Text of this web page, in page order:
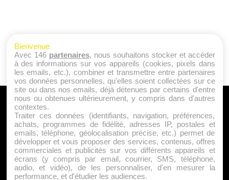
A PROPOS
Qui sommes nous ?
Mentions Légales
Publicité
Politique de Cookies
Contact
Bienvenue
Avec 146 partenaires, nous souhaitons stocker et accéder
à des informations sur vos appareils (cookies, pixels dans
les emails, etc.), combiner et transmettre entre partenaires
vos données personnelles, qu'elles soient collectées sur ce
site ou dans nos emails, déjà détenues par certains d'entre
nous ou obtenues ultérieurement, y compris dans d'autres
contextes.
Traiter ces données (identifiants, navigation, préférences,
achats, programmes de fidélité, adresses IP, postales et
emails, téléphone, géolocalisation précise, etc.) permet de
développer et vous proposer des services, contenus, offres
commerciales et publicités sur vos différents appareils et
écrans (y compris par email, courrier, SMS, téléphone,
audio, et vidéo), de les personnaliser, d'en mesurer la
performance, et d'étudier les audiences.